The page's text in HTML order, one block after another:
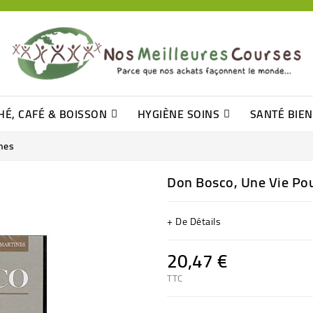
CAFÉ & BOISSON HYGIÈNE SOINS SANTÉ
Don Bosco, Une Vie
+ De Détails
20,47 €
TTC